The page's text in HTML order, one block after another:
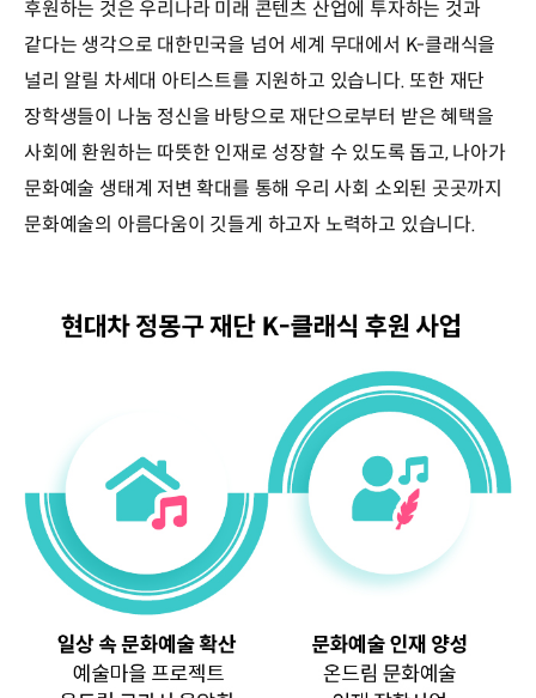
후원하는 것은 우리나라 미래 콘텐츠 산업에 투자하는 것과
같다는 생각으로 대한민국을 넘어 세계 무대에서 K-클래식을
널리 알릴 차세대 아티스트를 지원하고 있습니다. 또한 재단
장학생들이 나눔 정신을 바탕으로 재단으로부터 받은 혜택을
사회에 환원하는 따뜻한 인재로 성장할 수 있도록 돕고, 나아가
문화예술 생태계 저변 확대를 통해 우리 사회 소외된 곳곳까지
문화예술의 아름다움이 깃들게 하고자 노력하고 있습니다.